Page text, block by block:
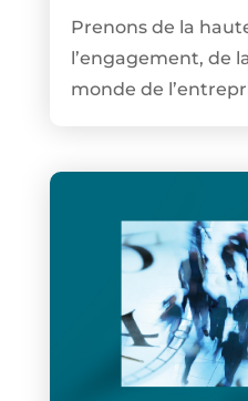
Prenons de la
l’engagement, de
monde de